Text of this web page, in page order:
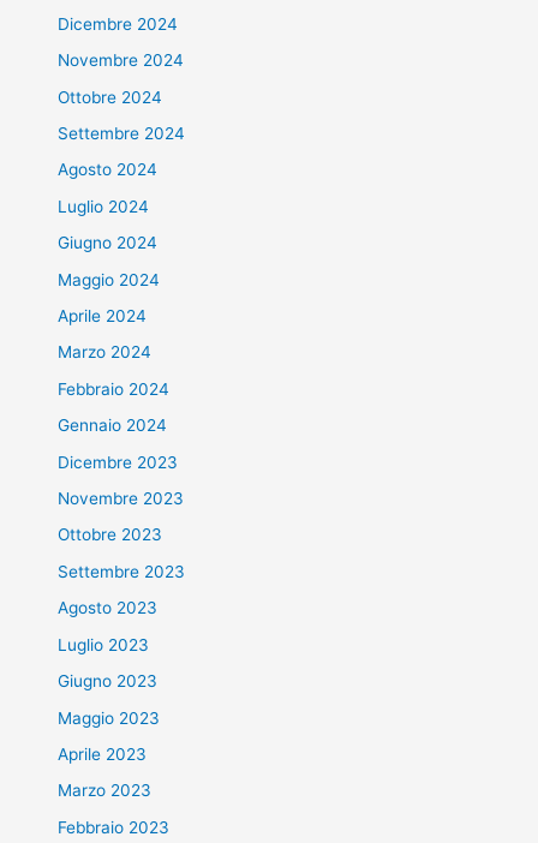
Dicembre 2024
Novembre 2024
Ottobre 2024
Settembre 2024
Agosto 2024
Luglio 2024
Giugno 2024
Maggio 2024
Aprile 2024
Marzo 2024
Febbraio 2024
Gennaio 2024
Dicembre 2023
Novembre 2023
Ottobre 2023
Settembre 2023
Agosto 2023
Luglio 2023
Giugno 2023
Maggio 2023
Aprile 2023
Marzo 2023
Febbraio 2023